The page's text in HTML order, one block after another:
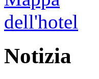
Notizia